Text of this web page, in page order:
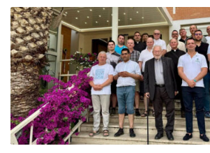
EGYHÁZMEGYEI LEVÉLTÁR
LELKIPÁSZTOROK
SZERZETESRENDEK
IN MEMORIAM
PLÉBÁNIÁK
ÉSZAKI ESPERESSÉG